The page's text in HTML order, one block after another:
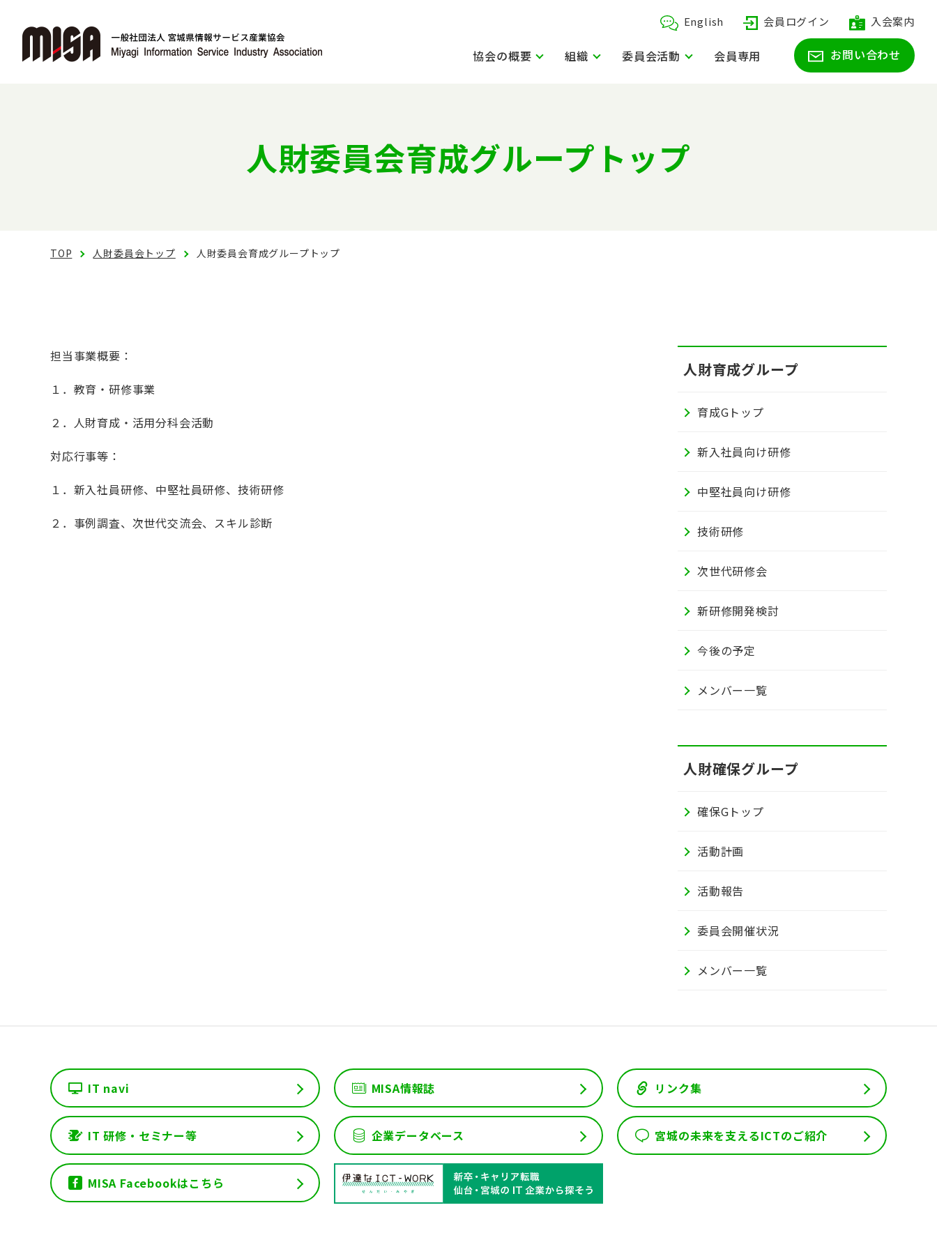
English 会員ログイン 入会案内
協会の概要 組織 委員会活動 会員専用 お問い合わせ
人財委員会育成グループトップ
TOP 人財委員会トップ 人財委員会育成グループトップ
担当事業概要：
１．教育・研修事業
２．人財育成・活用分科会活動
対応行事等：
１．新入社員研修、中堅社員研修、技術研修
２．事例調査、次世代交流会、スキル診断
人財育成グループ
育成Gトップ
新入社員向け研修
中堅社員向け研修
技術研修
次世代研修会
新研修開発検討
今後の予定
メンバー一覧
人財確保グループ
確保Gトップ
活動計画
活動報告
委員会開催状況
メンバー一覧
IT navi MISA情報誌 リンク集
IT 研修・セミナー等 企業データベース 宮城の未来を支えるICTのご紹介
MISA Facebookはこちら